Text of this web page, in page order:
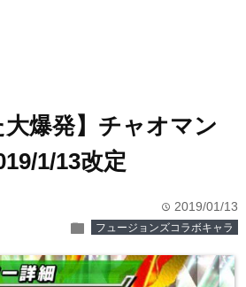
大爆発】チャオマン
1/13改定
time 2019/01/13
folder フュージョンズコラボキャラ